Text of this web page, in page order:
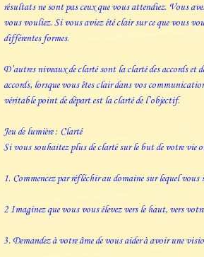
résultats ne sont pas ceux que vous attendiez. Vous
vous vouliez. Si vous aviez été clair sur ce que vous
différentes formes.
D’autres niveaux de clarté sont la clarté des accords
accords, lorsque vous êtes clair dans vos
véritable point de départ est la clarté de l’objectif.
Jeu de lumière : Clarté
Si vous souhaitez plus de clarté sur le but de votre vie
1. Commencez par réfléchir au domaine sur lequel
2 Imaginez que vous vous élevez vers le haut, vers
3. Demandez à votre âme de vous aider à avoir une